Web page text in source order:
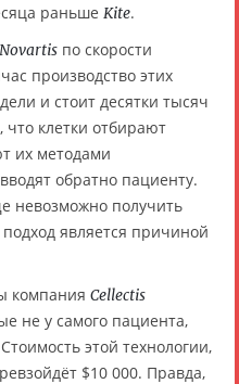
раньше Kite.
Novartis по скорости
производство этих
и стоит десятки тысяч
что клетки отбирают
их методами
обратно пациенту.
невозможно получить
является причиной
компания Cellectis
не у самого пациента,
этой технологии,
$10 000. Правда,